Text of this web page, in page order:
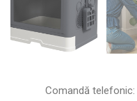
Comandă telefonic: